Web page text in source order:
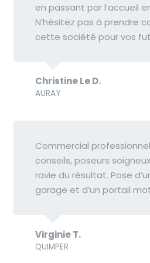
en passant par l’accueil
N’hésitez pas à prendre
cette société pour vos
Christine Le D.
AURAY
Commercial
conseils, poseurs
ravie du résultat. Pose
garage et d’un portail
Virginie T.
QUIMPER